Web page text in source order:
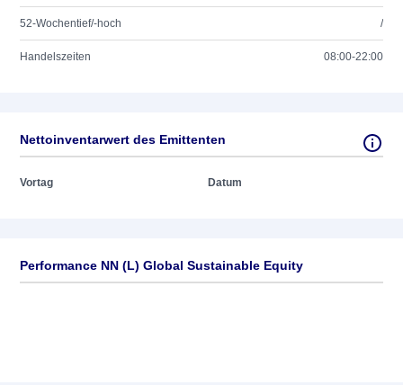
52-Wochentief/-hoch /
Handelszeiten 08:00-22:00
Nettoinventarwert des Emittenten
Vortag Datum
Performance NN (L) Global Sustainable Equity